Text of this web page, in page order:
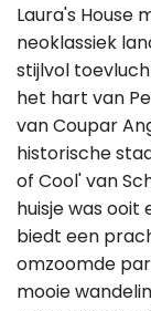
Laura's House
neoklassiek
stijlvol
het hart van
van Coupar
historische
of Cool' van
huisje was ooit
biedt een
omzoomde
mooie